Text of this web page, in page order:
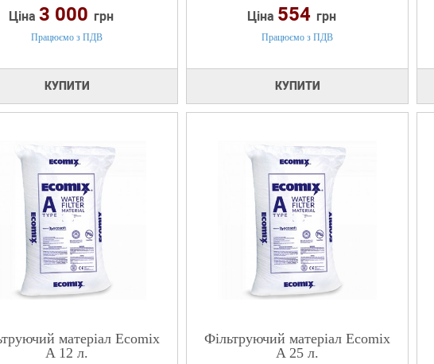
Ціна 3 000 грн
Працюємо з ПДВ
КУПИТИ
Ціна 554 грн
Працюємо з ПДВ
КУПИТИ
матеріал Ecomix
A 12 л.
Фільтруючий матеріал Ecomix
A 25 л.